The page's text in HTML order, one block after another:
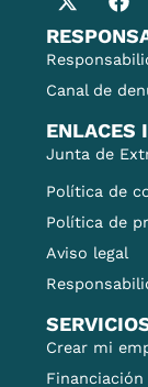
Canal de
ENLACES
Junta de
Política de
Política de
Aviso legal
Crear mi
Financiación